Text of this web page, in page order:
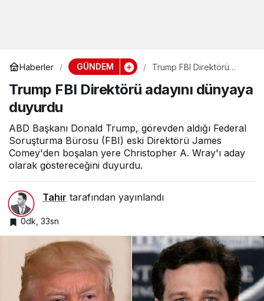
Haberler GÜNDEM
Trump FBI Direktörü
duyurdu
Trump FBI Direktörü adayını dünyaya
duyurdu
ABD Başkanı Donald Trump, görevden aldığı Federal
Soruşturma Bürosu (FBI) eski Direktörü James
Comey'den boşalan yere Christopher A. Wray'ı aday
olarak göstereceğini duyurdu.
Tahir tarafından yayınlandı
0dk, 33sn